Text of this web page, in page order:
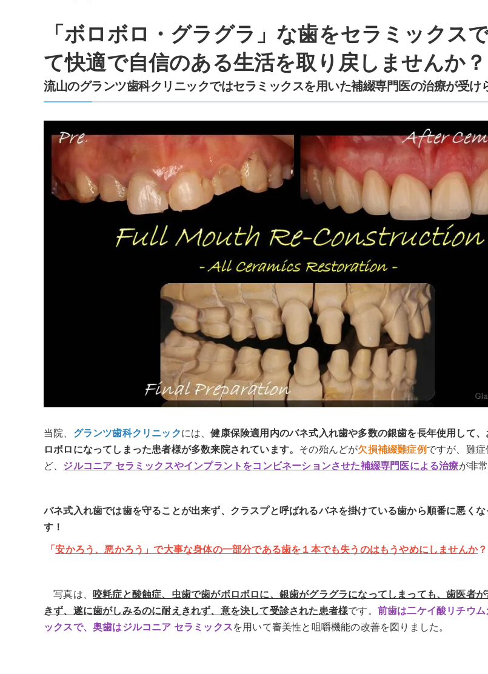
流山のグランツ歯科クリニックではセラミックスを用いた補綴専門医の治療が受け
「ボロボロ・グラグラ」な歯をセラミックス
て快適で自信のある生活を取り戻しませんか？
当院、 グランツ歯科クリニックには、健康保険適用内のバネ式入れ歯や多数の銀歯を長年使用して
ロボロになってしまった患者様が多数来院されています。 その殆んどが欠損補綴難症例ですが、難
ど、ジルコニア セラミックスやインプラントをコンビネーションさせた補綴専門医による治療が非
バネ式入れ歯では歯を守ることが出来ず、クラスプと呼ばれるバネを掛けている歯から順番に悪く
す！
「安かろう、悪かろう」で大事な身体の一部分である歯を１本でも失うのはもうやめにしませんか？
写真は、 咬耗症と酸蝕症、虫歯で歯がボロボロに、銀歯がグラグラになってしまっても、歯医者
きず、遂に歯がしみるのに耐えきれず、意を決して受診された患者様です。 前歯は二ケイ酸リチウ
ックスで、奥歯はジルコニア セラミックスを用いて審美性と咀嚼機能の改善を図りました。